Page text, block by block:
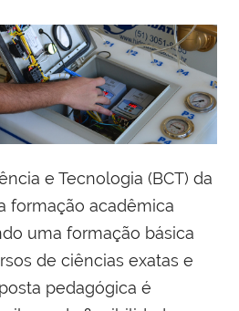
e Tecnologia (BCT) da
formação acadêmica
uma formação básica
de ciências exatas e
pedagógica é